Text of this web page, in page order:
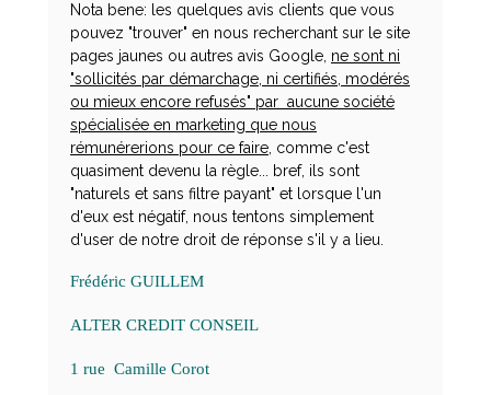
Nota bene: les quelques avis clients que vous
pouvez "trouver" en nous recherchant sur le site
pages jaunes ou autres avis Google, ne sont ni
"sollicités par démarchage, ni certifiés, modérés
ou mieux encore refusés" par aucune société
spécialisée en marketing que nous
rémunérerions pour ce faire , comme c'est
quasiment devenu la règle... bref, ils sont
"naturels et sans filtre payant" et lorsque l'un
d'eux est négatif, nous tentons simplement
d'user de notre droit de réponse s'il y a lieu.
Frédéric GUILLEM
ALTER CREDIT CONSEIL
1 rue Camille Corot